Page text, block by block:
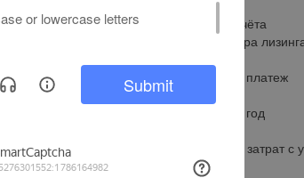
Результат расчёта
Сумма договора
Ежемесячный платеж
0
Удорожание в год
Общая сумма затрат с
по налогам